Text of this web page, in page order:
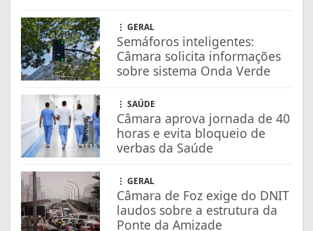
GERAL
Semáforos inteligentes:
Câmara solicita informações
sobre sistema Onda Verde
SAÚDE
Câmara aprova jornada de 40
horas e evita bloqueio de
verbas da Saúde
GERAL
Câmara de Foz exige do DNIT
laudos sobre a estrutura da
Ponte da Amizade